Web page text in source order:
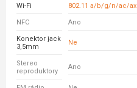
Wi-Fi 802.11 a/b/g/n/ac/ax
NFC Ano
Konektor jack
3,5mm
Ne
Stereo
reproduktory
Ano